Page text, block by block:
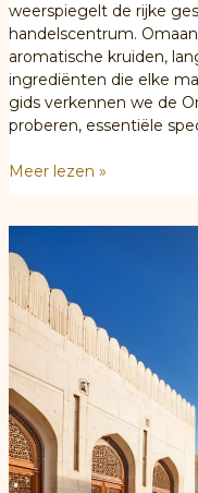
weerspiegelt de rijke
handelscentrum.
aromatische kruiden,
ingrediënten die elke
gids verkennen we de
proberen, essentiële
De
de
Omaanse
keuken:
Gerechten,
kruiden
en
recepten
Meer lezen »